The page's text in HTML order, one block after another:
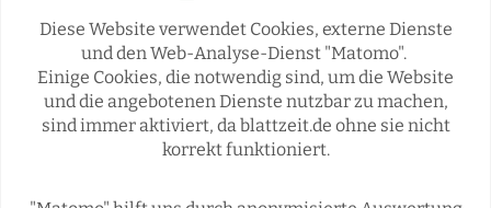
Rubriken
ÜBERREGIONAL
Diese Website verwendet Cookies, externe Dienste
und den Web-Analyse-Dienst "Matomo".
Einige Cookies, die notwendig sind, um die Website
und die angebotenen Dienste nutzbar zu machen,
sind immer aktiviert, da blattzeit.de ohne sie nicht
korrekt funktioniert.